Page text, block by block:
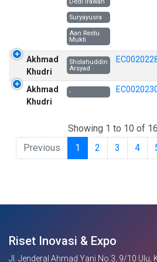
Suryayusra
Aan Restu
Mukti
Akhmad
Khudri
Sholahuddin
Arsyad
Akhmad
Khudri
-
Showing 1 to 10 of
Previous
1 2 3 4
Riset Inovasi & Expo
Jl. Jenderal Ahmad Yani No.3, 9/10 Ulu,